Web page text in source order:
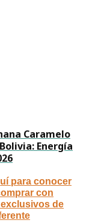
Caramelo
Energía
para conocer
con
de